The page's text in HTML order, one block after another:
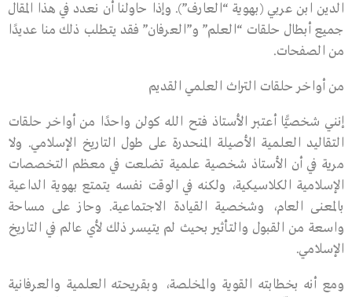
الدين ابن عربي (بهوية “العارف”). وإذا حاولنا أن نعدد في هذا المقال
جميع أبطال حلقات “العلم” و”العرفان” فقد يتطلب ذلك منا عديدًا
من الصفحات.
من أواخر حلقات التراث العلمي القديم
إنني شخصيًّا أعتبر الأستاذ فتح الله كولن واحدًا من أواخر حلقات
التقاليد العلمية الأصيلة المنحدرة على طول التاريخ الإسلامي. ولا
مرية في أن الأستاذ شخصية علمية تضلعت في معظم التخصصات
الإسلامية الكلاسيكية، ولكنه في الوقت نفسه يتمتع بهوية الداعية
بالمعنى العام، وشخصية القيادة الاجتماعية. وحاز على مساحة
واسعة من القبول والتأثير بحيث لم يتيسر ذلك لأي عالم في التاريخ
الإسلامي.
ومع أنه بخطابته القوية والمخلصة، وبقريحته العلمية والعرفانية